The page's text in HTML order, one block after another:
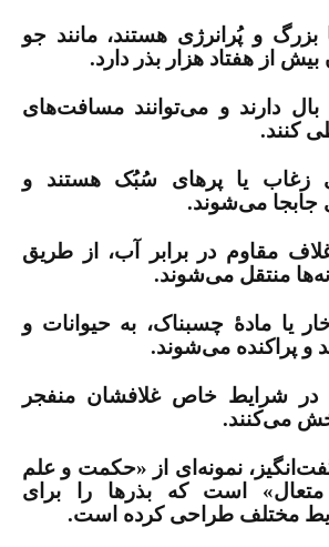
و پُرانرژی هستند، مانند جو
از هفتاد هزار بذر دارد.
بال دارند و می‌توانند مسافت‌های
کنند.
زغاب یا پرهای سُبُک هستند و
جابجا می‌شوند.
مقاوم در برابر آب، از طریق
منتقل می‌شوند.
یا مادۀ چسبناک، به حیوانات و
و پراکنده می‌شوند.
در شرایط خاص غلاف­شان منفجر
می‌کنند.
نمونه‌ای از «حکمت و علم
متعال» است که بذرها را برای
مختلف طراحی کرده است.